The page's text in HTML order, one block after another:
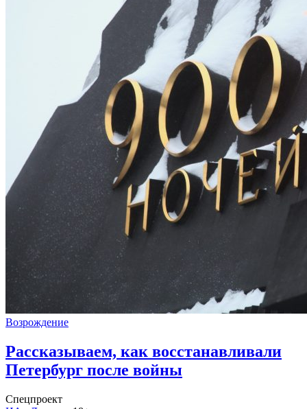
Возрождение
Рассказываем, как восстанавливали
Петербург после войны
Спецпроект